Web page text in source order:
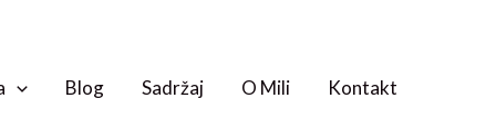
Blog Sadržaj O Mili Kontakt